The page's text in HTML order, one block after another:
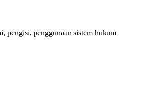
pengisi, penggunaan sistem hukum